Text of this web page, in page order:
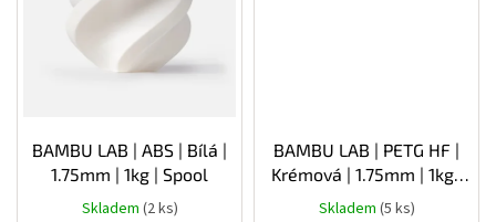
BAMBU LAB | ABS | Bílá |
1.75mm | 1kg | Spool
Skladem (2 ks)
BAMBU LAB | PETG HF |
Krémová | 1.75mm | 1kg |
Spool
Skladem (5 ks)